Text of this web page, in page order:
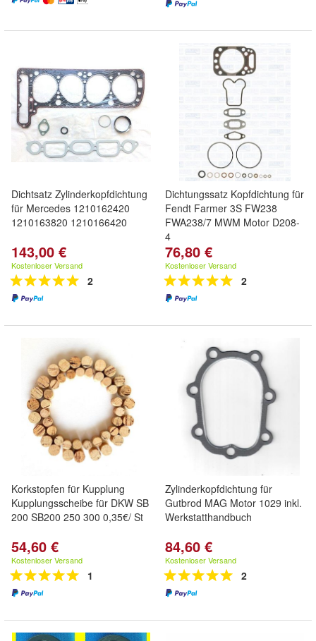
Dichtsatz Zylinderkopfdichtung
für Mercedes 1210162420
1210163820 1210166420
143,00 €
Kostenloser Versand
2
Dichtungssatz Kopfdichtung für
Fendt Farmer 3S FW238
FWA238/7 MWM Motor D208-
4
76,80 €
Kostenloser Versand
2
Korkstopfen für Kupplung
Kupplungsscheibe für DKW SB
200 SB200 250 300 0,35€/ St
54,60 €
Kostenloser Versand
1
Zylinderkopfdichtung für
Gutbrod MAG Motor 1029 inkl.
Werkstatthandbuch
84,60 €
Kostenloser Versand
2